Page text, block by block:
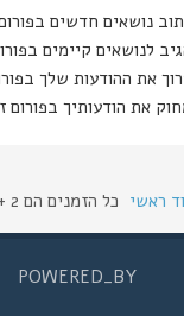
חדשים בפורום זה
קיימים בפורום זה
ההודעות שלך בפורום זה
הודעותיך בפורום זה
כל הזמנים הם UTC + 2 שעות
POWERED_BY